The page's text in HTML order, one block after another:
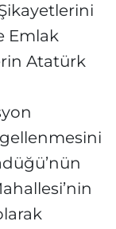
Emlak
Atatürk